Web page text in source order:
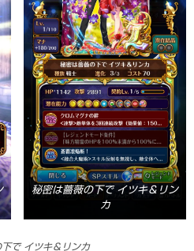
秘密は薔薇の下で イツキ＆リン
カ
で イツキ＆リンカ